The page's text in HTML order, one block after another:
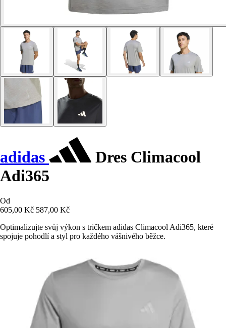
adidas
Dres Climacool
Adi365
Od
605,00 Kč 587,00 Kč
Optimalizujte svůj výkon s tričkem adidas Climacool Adi365, které
spojuje pohodlí a styl pro každého vášnivého běžce.